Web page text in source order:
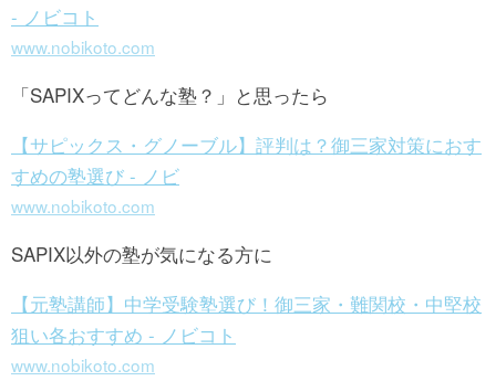
- ノビコト
www.nobikoto.com
「SAPIXってどんな塾？」と思ったら
【サピックス・グノーブル】評判は？御三家対策におす
すめの塾選び - ノビ
www.nobikoto.com
SAPIX以外の塾が気になる方に
【元塾講師】中学受験塾選び！御三家・難関校・中堅校
狙い各おすすめ - ノビコト
www.nobikoto.com